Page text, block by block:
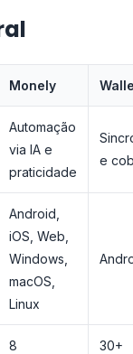
Monely
Automação
via IA e
praticidade
e
Android,
iOS, Web,
Windows,
macOS,
Linux
8 30+